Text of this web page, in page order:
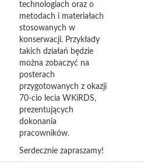
technologiach oraz o
metodach i materiałach
stosowanych w
konserwacji. Przykłady
takich działań będzie
można zobaczyć na
posterach
przygotowanych z okazji
70-cio lecia WKiRDS,
prezentujących
dokonania
pracowników.
Serdecznie zapraszamy!